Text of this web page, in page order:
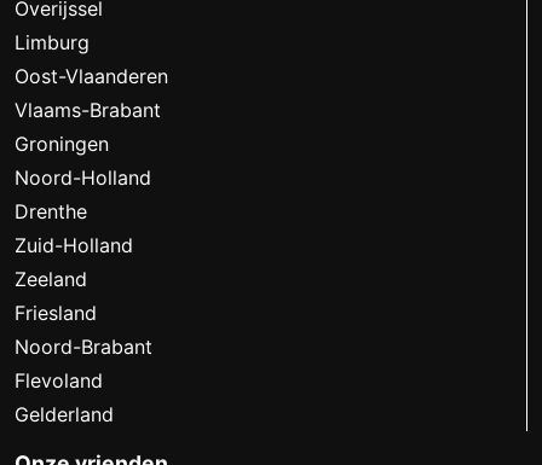
Overijssel
Limburg
Oost-Vlaanderen
Vlaams-Brabant
Groningen
Noord-Holland
Drenthe
Zuid-Holland
Zeeland
Friesland
Noord-Brabant
Flevoland
Gelderland